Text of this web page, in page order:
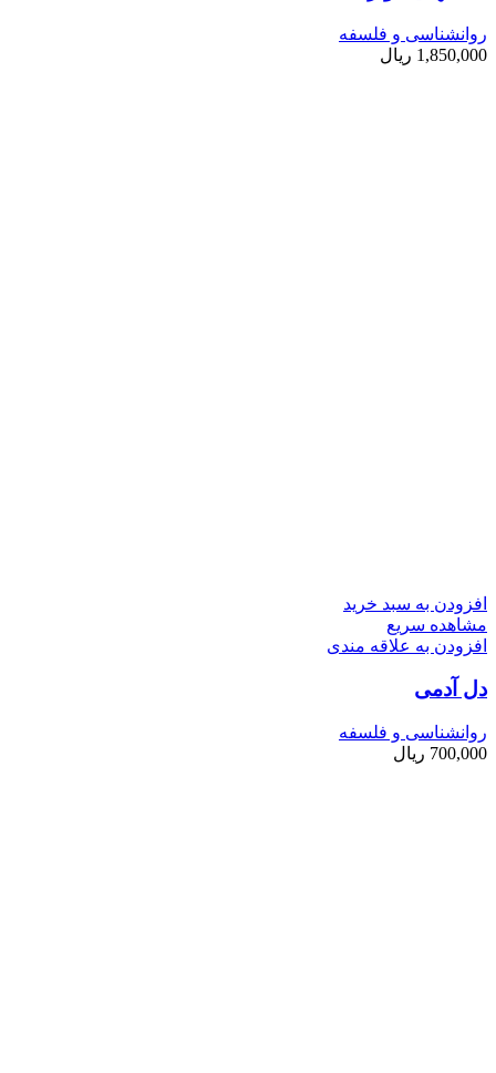
روانشناسی و فلسفه
1,850,000 ریال
افزودن به سبد خرید
مشاهده سریع
افزودن به علاقه مندی
دل آدمی
روانشناسی و فلسفه
700,000 ریال